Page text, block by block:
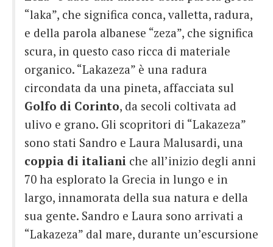
“laka”, che significa conca, valletta, radura,
e della parola albanese “zeza”, che significa
scura, in questo caso ricca di materiale
organico. “Lakazeza” è una radura
circondata da una pineta, affacciata sul
Golfo di Corinto, da secoli coltivata ad
ulivo e grano. Gli scopritori di “Lakazeza”
sono stati Sandro e Laura Malusardi, una
coppia di italiani che all’inizio degli anni
70 ha esplorato la Grecia in lungo e in
largo, innamorata della sua natura e della
sua gente. Sandro e Laura sono arrivati a
“Lakazeza” dal mare, durante un’escursione